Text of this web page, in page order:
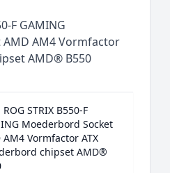
F GAMING
AM4 Vormfactor
AMD® B550
STRIX B550-F
Moederbord Socket
AM4 Vormfactor ATX
chipset AMD®